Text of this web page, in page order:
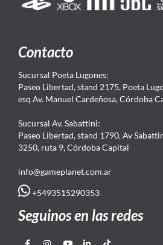
Contacto
Sucursal Poeta Lugones:
Paseo Libertad, stand 2175, Poeta
esq Av. Manuel Cardeñosa, Córdoba
Sucursal Av. Sabattini:
Paseo Libertad, stand 1790, Av
3250, ruta 9, Córdoba Capital
info@gameplanet.com.ar
+5493515290353
Seguinos en las redes